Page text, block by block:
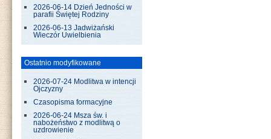
2026-06-14 Dzień Jedności w
parafii Świętej Rodziny
2026-06-13 Jadwiżański
Wieczór Uwielbienia
Ostatnio modyfikowane
2026-07-24 Modlitwa w intencji
Ojczyzny
Czasopisma formacyjne
2026-06-24 Msza św. i
nabożeństwo z modlitwą o
uzdrowienie